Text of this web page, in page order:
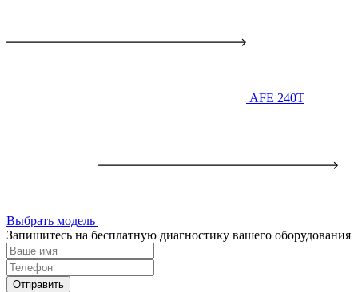
AFE 240T
Выбрать модель
Запишитесь на бесплатную диагностику вашего оборудования
Отправить